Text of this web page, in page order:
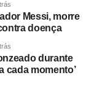
que, inclusive, foi
construída e
inclusive com
Messi, morre
doença
durante
cada momento’